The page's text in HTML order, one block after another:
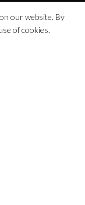
our website. By
of cookies.